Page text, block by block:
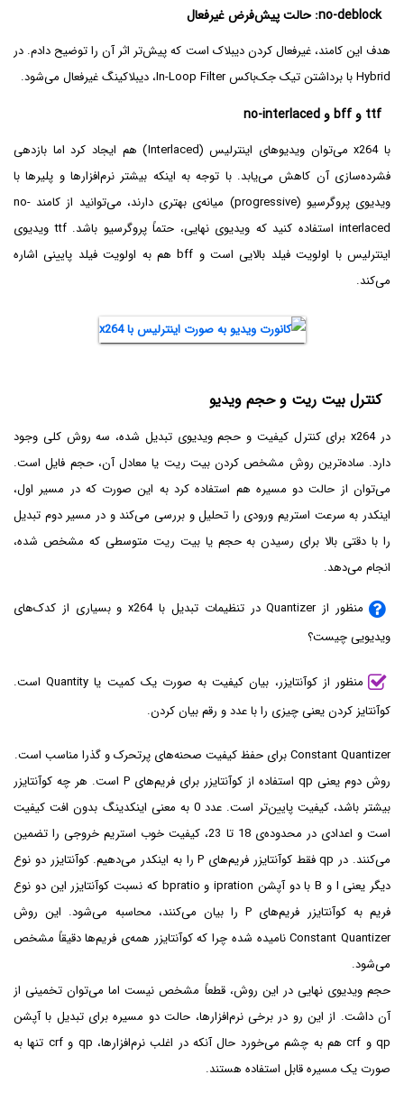
no-deblock: حالت پیش‌فرض غیرفعال
هدف این کامند، غیرفعال کردن دیبلاک است که پیش‌تر اثر آن را توضیح دادم. در
Hybrid با برداشتن تیک جک‌باکس In-Loop Filter، دیبلاکینگ غیرفعال می‌شود.
ttf و bff و no-interlaced
با x264 می‌توان ویدیوهای اینترلیس (Interlaced) هم ایجاد کرد اما بازدهی
فشرده‌سازی آن کاهش می‌یابد. با توجه به اینکه بیشتر نرم‌افزارها و پلیرها با
ویدیوی پروگرسیو (progressive) میانه‌ی بهتری دارند، می‌توانید از کامند no-
interlaced استفاده کنید که ویدیوی نهایی، حتماً پروگرسیو باشد. ttf ویدیوی
اینترلیس با اولویت فیلد بالایی است و bff هم به اولویت فیلد پایینی اشاره
می‌کند.
کنترل بیت ریت و حجم ویدیو
در x264 برای کنترل کیفیت و حجم ویدیوی تبدیل شده، سه روش کلی وجود
دارد. ساده‌ترین روش مشخص کردن بیت ریت یا معادل آن، حجم فایل است.
می‌توان از حالت دو مسیره هم استفاده کرد به این صورت که در مسیر اول،
اینکدر به سرعت استریم ورودی را تحلیل و بررسی می‌کند و در مسیر دوم تبدیل
را با دقتی بالا برای رسیدن به حجم یا بیت ریت متوسطی که مشخص شده،
انجام می‌دهد.
منظور از Quantizer در تنظیمات تبدیل با x264 و بسیاری از کدک‌های
ویدیویی چیست؟
منظور از کوآنتایزر، بیان کیفیت به صورت یک کمیت یا Quantity است.
کوآنتایز کردن یعنی چیزی را با عدد و رقم بیان کردن.
Constant Quantizer برای حفظ کیفیت صحنه‌های پرتحرک و گذرا مناسب است.
روش دوم یعنی qp استفاده از کوآنتایزر برای فریم‌های P است. هر چه کوآنتایزر
بیشتر باشد، کیفیت پایین‌تر است. عدد 0 به معنی اینکدینگ بدون افت کیفیت
است و اعدادی در محدوده‌ی 18 تا 23، کیفیت خوب استریم خروجی را تضمین
می‌کنند. در qp فقط کوآنتایزر فریم‌های P را به اینکدر می‌دهیم. کوآنتایزر دو نوع
دیگر یعنی I و B با دو آپشن ipration و bpratio که نسبت کوآنتایزر این دو نوع
فریم به کوآنتایزر فریم‌های P را بیان می‌کنند، محاسبه می‌شود. این روش
Constant Quantizer نامیده شده چرا که کوآنتایزر همه‌ی فریم‌ها دقیقاً مشخص
می‌شود.
حجم ویدیوی نهایی در این روش، قطعاً مشخص نیست اما می‌توان تخمینی از
آن داشت. از این رو در برخی نرم‌افزارها، حالت دو مسیره برای تبدیل با آپشن
qp و crf هم به چشم می‌خورد حال آنکه در اغلب نرم‌افزارها، qp و crf تنها به
صورت یک مسیره قابل استفاده هستند.